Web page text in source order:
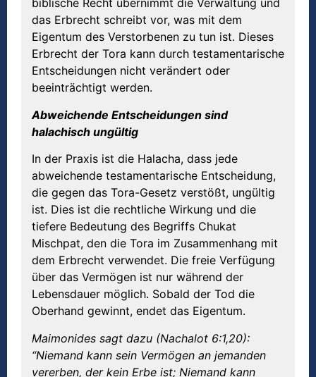
biblische Recht übernimmt die Verwaltung und
das Erbrecht schreibt vor, was mit dem
Eigentum des Verstorbenen zu tun ist. Dieses
Erbrecht der Tora kann durch testamentarische
Entscheidungen nicht verändert oder
beeinträchtigt werden.
Abweichende Entscheidungen sind
halachisch ungültig
In der Praxis ist die Halacha, dass jede
abweichende testamentarische Entscheidung,
die gegen das Tora-Gesetz verstößt, ungültig
ist. Dies ist die rechtliche Wirkung und die
tiefere Bedeutung des Begriffs Chukat
Mischpat, den die Tora im Zusammenhang mit
dem Erbrecht verwendet. Die freie Verfügung
über das Vermögen ist nur während der
Lebensdauer möglich. Sobald der Tod die
Oberhand gewinnt, endet das Eigentum.
Maimonides sagt dazu (Nachalot 6:1,20):
“Niemand kann sein Vermögen an jemanden
vererben, der kein Erbe ist; Niemand kann